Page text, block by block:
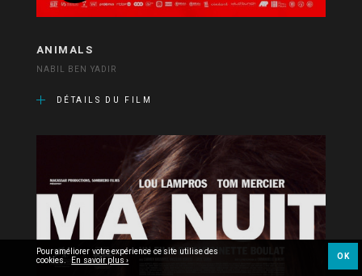
ANIMALS
NABIL BEN YADIR
DÉTAILS DU FILM
Pour améliorer votre expérience ce site utilise des
cookies. En savoir plus › OK